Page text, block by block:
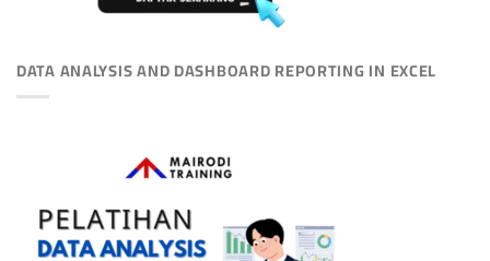
DATA ANALYSIS AND DASHBOARD REPORTING IN EXCEL